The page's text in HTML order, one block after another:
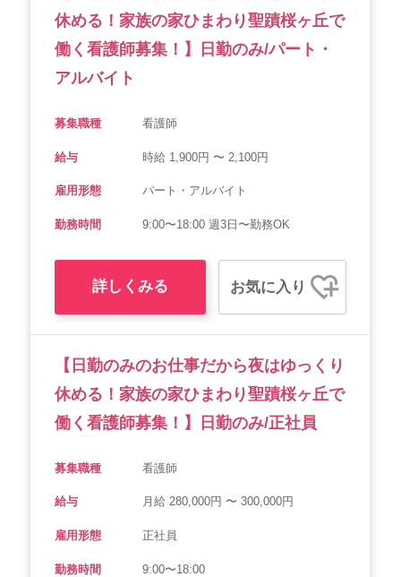
休める！家族の家ひまわり聖蹟桜ヶ丘で
働く看護師募集！】日勤のみ/パート・
アルバイト
募集職種 看護師
給与 時給 1,900円 〜 2,100円
雇用形態 パート・アルバイト
勤務時間 9:00〜18:00 週3日〜勤務OK
詳しくみる お気に入り
【日勤のみのお仕事だから夜はゆっくり
休める！家族の家ひまわり聖蹟桜ヶ丘で
働く看護師募集！】日勤のみ/正社員
募集職種 看護師
給与 月給 280,000円 〜 300,000円
雇用形態 正社員
勤務時間 9:00〜18:00